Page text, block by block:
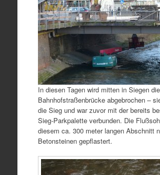
In diesen Tagen wird mitten in Siegen die
Bahnhofstraßenbrücke abgebrochen –
die Sieg und war zuvor mit der bereits
Sieg-Parkpalette verbunden. Die
diesem ca. 300 meter langen Abschnitt
Betonsteinen gepflastert.